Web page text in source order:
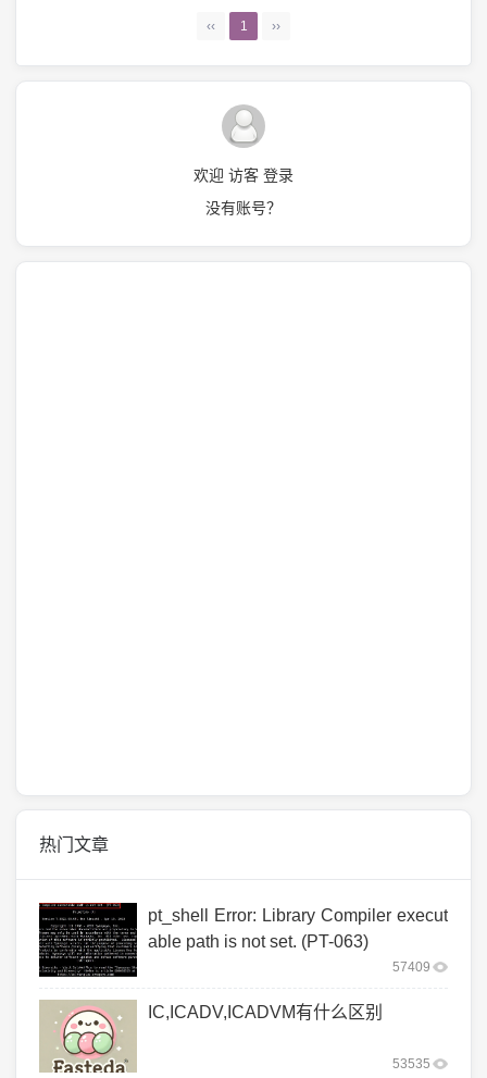
‹‹ 1 ››
欢迎 访客 登录
没有账号？
热门文章
pt_shell Error: Library Compiler execut
able path is not set. (PT-063)
57409
IC,ICADV,ICADVM有什么区别
53535